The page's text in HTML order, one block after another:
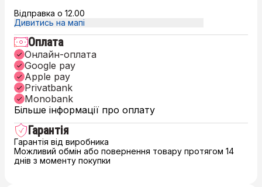
Відправка о 12.00
Дивитись на мапі
Оплата
Онлайн-оплата
Google pay
Apple pay
Privatbank
Monobank
Більше інформації про оплату
Гарантія
Гарантія від виробника
Можливий обмін або повернення товару протягом 14
днів з моменту покупки